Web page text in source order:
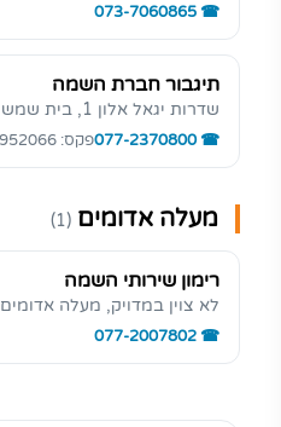
073-7060865
תיגבור חברת השמה
שדרות יגאל אלון 1, בית שמש
077-2370800פקס: 02-9952066
מעלה אדומים (1)
רימון שירותי השמה
לא צוין במדויק, מעלה אדומים
077-2007802